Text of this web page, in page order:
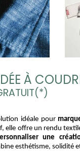
À
idéale pour
elle offre un rendu
une
esthétisme, solidité